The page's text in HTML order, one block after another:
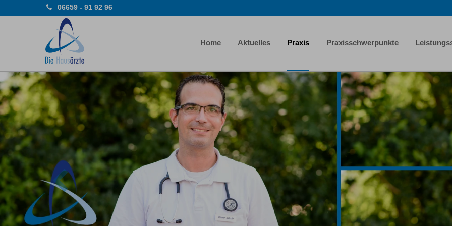
06659 - 91 92 96
Home Aktuelles Praxis Praxisschwerpunkte
Previous